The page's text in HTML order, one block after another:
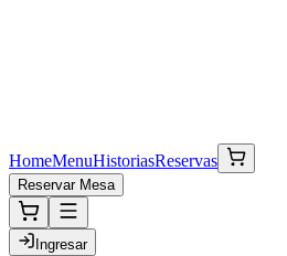
HomeMenuHistoriasReservas
Reservar Mesa
Ingresar